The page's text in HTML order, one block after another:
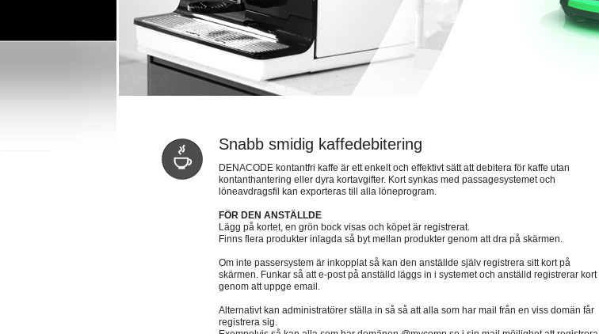
Snabb smidig kaffedebitering
DENACODE kontantfri kaffe är ett enkelt och effektivt sätt att debitera för kaffe utan
kontanthantering eller dyra kortavgifter. Kort synkas med passagesystemet och
löneavdragsfil kan exporteras till alla löneprogram.
FÖR DEN ANSTÄLLDE
Lägg på kortet, en grön bock visas och köpet är registrerat.
Finns flera produkter inlagda så byt mellan produkter genom att dra på skärmen.
Om inte passersystem är inkopplat så kan den anställde själv registrera sitt kort på
skärmen. Funkar så att e-post på anställd läggs in i systemet och anställd registrerar kort
genom att uppge email.
Alternativt kan administratörer ställa in så så att alla som har mail från en viss domän får
registrera sig.